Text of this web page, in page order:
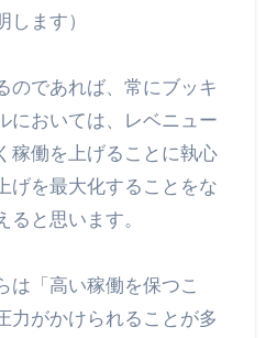
ます）
のであれば、常にブッキ
においては、レベニュー
稼働を上げることに執心
げを最大化することをな
と思います。
は「高い稼働を保つこ
力がかけられることが多